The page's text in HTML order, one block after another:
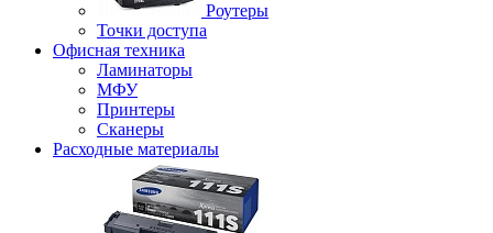
Роутеры
Точки доступа
Офисная техника
Ламинаторы
МФУ
Принтеры
Сканеры
Расходные материалы